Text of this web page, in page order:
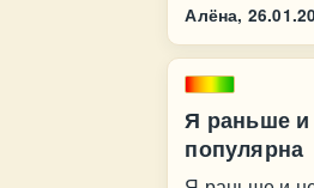
Алёна,
Я раньше и
популярна